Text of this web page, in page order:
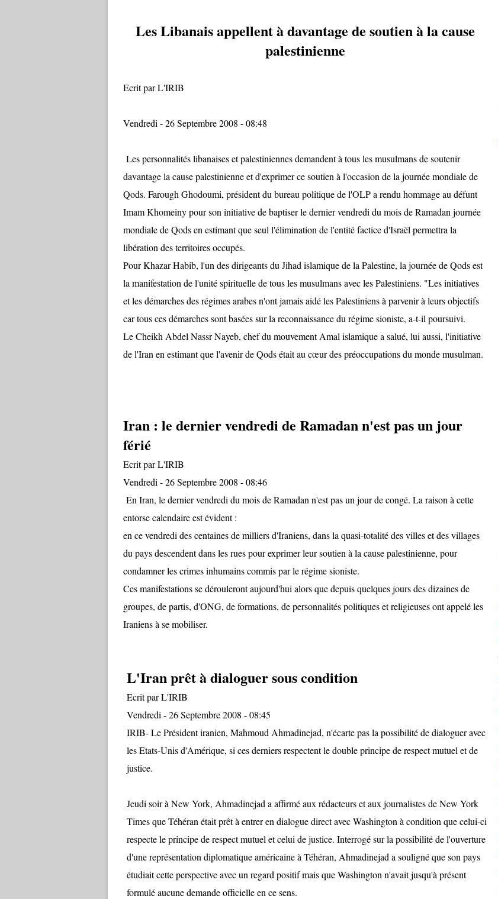
Les Libanais appellent à davantage de soutien à la cause
palestinienne
Ecrit par L'IRIB
Vendredi - 26 Septembre 2008 - 08:48
Les personnalités libanaises et palestiniennes demandent à tous les musulmans de soutenir
davantage la cause palestinienne et d'exprimer ce soutien à l'occasion de la journée mondiale de
Qods. Farough Ghodoumi, président du bureau politique de l'OLP a rendu hommage au défunt
Imam Khomeiny pour son initiative de baptiser le dernier vendredi du mois de Ramadan journée
mondiale de Qods en estimant que seul l'élimination de l'entité factice d'Israël permettra la
libération des territoires occupés.
Pour Khazar Habib, l'un des dirigeants du Jihad islamique de la Palestine, la journée de Qods est
la manifestation de l'unité spirituelle de tous les musulmans avec les Palestiniens. "Les initiatives
et les démarches des régimes arabes n'ont jamais aidé les Palestiniens à parvenir à leurs objectifs
car tous ces démarches sont basées sur la reconnaissance du régime sioniste, a-t-il poursuivi.
Le Cheikh Abdel Nassr Nayeb, chef du mouvement Amal islamique a salué, lui aussi, l'initiative
de l'Iran en estimant que l'avenir de Qods était au cœur des préoccupations du monde musulman.
Iran : le dernier vendredi de Ramadan n'est pas un jour
férié
Ecrit par L'IRIB
Vendredi - 26 Septembre 2008 - 08:46
En Iran, le dernier vendredi du mois de Ramadan n'est pas un jour de congé. La raison à cette
entorse calendaire est évident :
en ce vendredi des centaines de milliers d'Iraniens, dans la quasi-totalité des villes et des villages
du pays descendent dans les rues pour exprimer leur soutien à la cause palestinienne, pour
condamner les crimes inhumains commis par le régime sioniste.
Ces manifestations se dérouleront aujourd'hui alors que depuis quelques jours des dizaines de
groupes, de partis, d'ONG, de formations, de personnalités politiques et religieuses ont appelé les
Iraniens à se mobiliser.
L'Iran prêt à dialoguer sous condition
Ecrit par L'IRIB
Vendredi - 26 Septembre 2008 - 08:45
IRIB- Le Président iranien, Mahmoud Ahmadinejad, n'écarte pas la possibilité de dialoguer avec
les Etats-Unis d'Amérique, si ces derniers respectent le double principe de respect mutuel et de
justice.
Jeudi soir à New York, Ahmadinejad a affirmé aux rédacteurs et aux journalistes de New York
Times que Téhéran était prêt à entrer en dialogue direct avec Washington à condition que celui-ci
respecte le principe de respect mutuel et celui de justice. Interrogé sur la possibilité de l'ouverture
d'une représentation diplomatique américaine à Téhéran, Ahmadinejad a souligné que son pays
étudiait cette perspective avec un regard positif mais que Washington n'avait jusqu'à présent
formulé aucune demande officielle en ce sens.